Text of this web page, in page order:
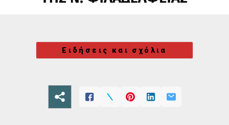
Ειδήσεις και σχόλια